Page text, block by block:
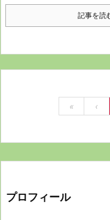
記事を読
« ‹
プロフィール